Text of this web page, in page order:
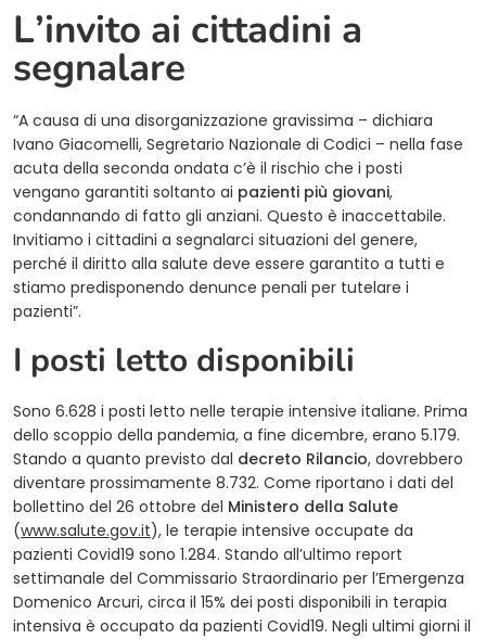
L’invito ai cittadini a
segnalare
“A causa di una disorganizzazione gravissima – dichiara
Ivano Giacomelli, Segretario Nazionale di Codici – nella fase
acuta della seconda ondata c’è il rischio che i posti
vengano garantiti soltanto ai pazienti più giovani,
condannando di fatto gli anziani. Questo è inaccettabile.
Invitiamo i cittadini a segnalarci situazioni del genere,
perché il diritto alla salute deve essere garantito a tutti e
stiamo predisponendo denunce penali per tutelare i
pazienti”.
I posti letto disponibili
Sono 6.628 i posti letto nelle terapie intensive italiane. Prima
dello scoppio della pandemia, a fine dicembre, erano 5.179.
Stando a quanto previsto dal decreto Rilancio, dovrebbero
diventare prossimamente 8.732. Come riportano i dati del
bollettino del 26 ottobre del Ministero della Salute
(www.salute.gov.it), le terapie intensive occupate da
pazienti Covid19 sono 1.284. Stando all’ultimo report
settimanale del Commissario Straordinario per l’Emergenza
Domenico Arcuri, circa il 15% dei posti disponibili in terapia
intensiva è occupato da pazienti Covid19. Negli ultimi giorni il